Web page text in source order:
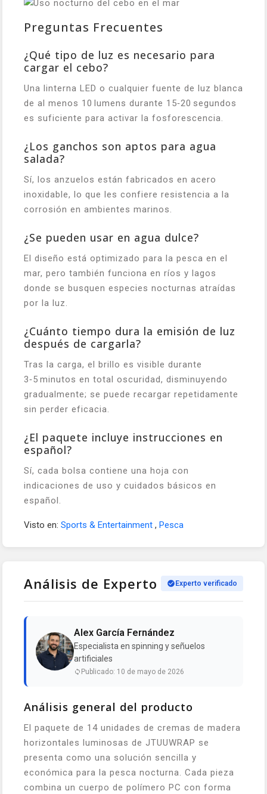
Preguntas Frecuentes
¿Qué tipo de luz es necesario para
cargar el cebo?
Una linterna LED o cualquier fuente de luz blanca
de al menos 10 lumens durante 15‑20 segundos
es suficiente para activar la fosforescencia.
¿Los ganchos son aptos para agua
salada?
Sí, los anzuelos están fabricados en acero
inoxidable, lo que les confiere resistencia a la
corrosión en ambientes marinos.
¿Se pueden usar en agua dulce?
El diseño está optimizado para la pesca en el
mar, pero también funciona en ríos y lagos
donde se busquen especies nocturnas atraídas
por la luz.
¿Cuánto tiempo dura la emisión de luz
después de cargarla?
Tras la carga, el brillo es visible durante
3‑5 minutos en total oscuridad, disminuyendo
gradualmente; se puede recargar repetidamente
sin perder eficacia.
¿El paquete incluye instrucciones en
español?
Sí, cada bolsa contiene una hoja con
indicaciones de uso y cuidados básicos en
español.
Visto en: Sports & Entertainment , Pesca
Análisis de Experto Experto verificado
Alex García Fernández
Especialista en spinning y señuelos
artificiales
Publicado: 10 de mayo de 2026
Análisis general del producto
El paquete de 14 unidades de cremas de madera
horizontales luminosas de JTUUWRAP se
presenta como una solución sencilla y
económica para la pesca nocturna. Cada pieza
combina un cuerpo de polímero PC con forma